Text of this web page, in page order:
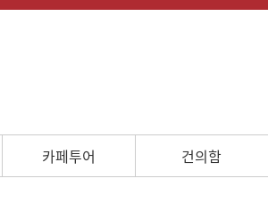
카페투어 건의함